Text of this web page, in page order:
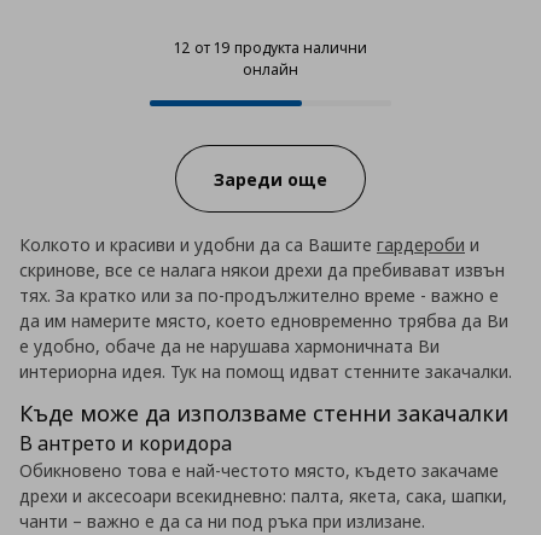
12 от 19 продукта налични
онлайн
Progress:
Зареди още
Колкото и красиви и удобни да са Вашите гардероби и
скринове, все се налага някои дрехи да пребивават извън
тях. За кратко или за по-продължително време - важно е
да им намерите място, което едновременно трябва да Ви
е удобно, обаче да не нарушава хармоничната Ви
интериорна идея. Тук на помощ идват стенните закачалки.
Къде може да използваме стенни закачалки
В антрето и коридора
Обикновено това е най-честото място, където закачаме
дрехи и аксесоари всекидневно: палта, якета, сака, шапки,
чанти – важно е да са ни под ръка при излизане.